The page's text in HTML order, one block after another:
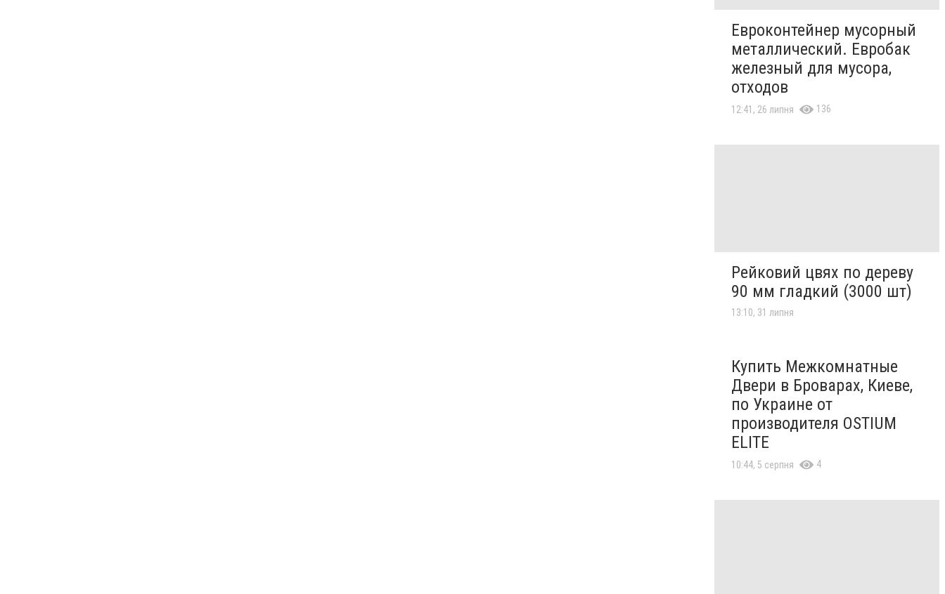
Евроконтейнер мусорный
металлический. Евробак
железный для мусора,
отходов
12:41, 26 липня 136
Рейковий цвях по дереву
90 мм гладкий (3000 шт)
13:10, 31 липня
Купить Межкомнатные
Двери в Броварах, Киеве,
по Украине от
производителя OSTIUM
ELITE
10:44, 5 серпня 4